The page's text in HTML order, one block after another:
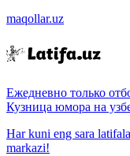
maqollar.uz
Ежедневно только
Кузница юмора на
Har kuni eng sara
markazi!